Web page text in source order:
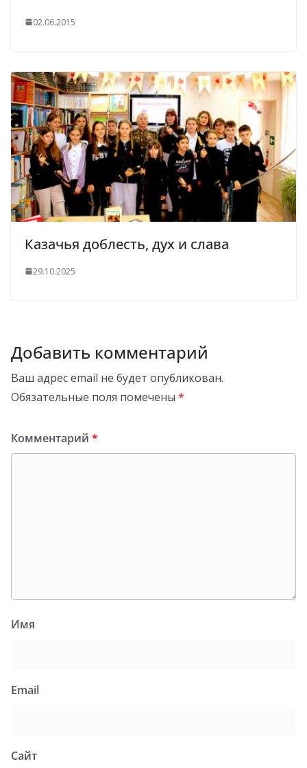
02.06.2015
Казачья доблесть, дух и слава
29.10.2025
Добавить комментарий
Ваш адрес email не будет опубликован.
Обязательные поля помечены *
Комментарий *
Имя
Email
Сайт